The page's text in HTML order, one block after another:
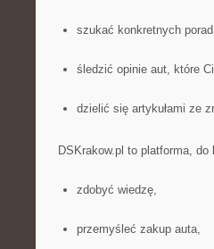
szukać konkretnych
śledzić opinie aut, które
dzielić się artykułami ze
DSKrakow.pl to platforma,
zdobyć wiedzę,
przemyśleć zakup auta,